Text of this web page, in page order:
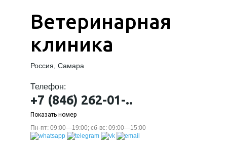
Ветеринарная
клиника
Россия, Самара
Телефон:
+7 (846) 262-01-..
Показать номер
Пн-пт: 09:00—19:00; сб-вс: 09:00—15:00